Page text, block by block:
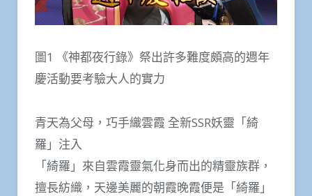
圖1 《神都夜行錄》祭出許多難度頗高的週年
慶活動要考驗大人的實力
青天為父母，巧手織雲霞 全新SSR妖靈「綺
羅」注入
「綺羅」來自雲霞靈氣化身而出的精靈族群，
擅長紡織，天邊美麗的朝霞晚霞便是「綺羅」